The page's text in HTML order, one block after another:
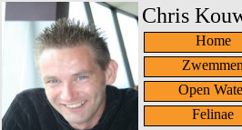
Chris
Home
Zwemmen
Open
Felinae